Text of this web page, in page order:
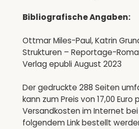
Bibliografische Angaben:
Ottmar Miles-Paul, Katrin
Strukturen – Reportage-
Verlag epubli August 2023
Der gedruckte 288 Seiten
kann zum Preis von 17,00 Euro
Versandkosten im Internet
folgendem Link bestellt